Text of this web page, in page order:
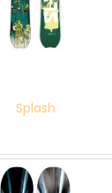
Splash